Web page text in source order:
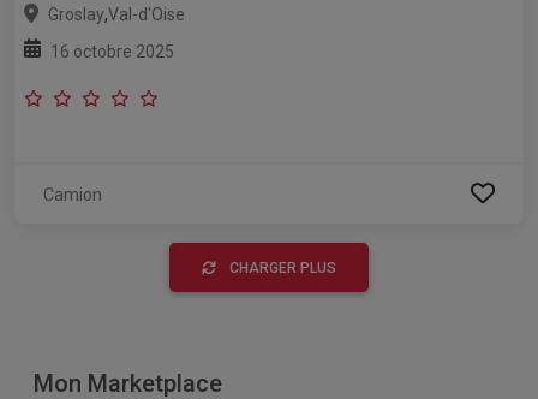
Groslay,Val-d'Oise
16 octobre 2025
Camion
CHARGER PLUS
Mon Marketplace